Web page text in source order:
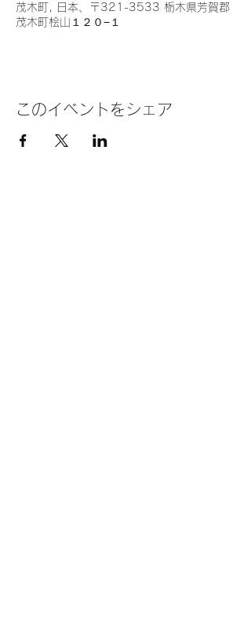
茂木町, 日本、〒321-3533 栃木県芳賀郡
茂木町桧山１２０−１
このイベントをシェア